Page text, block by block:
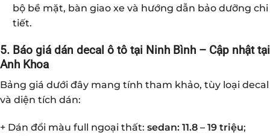
bộ bề mặt, bàn giao xe và hướng dẫn bảo dưỡng chi
tiết.
5. Báo giá dán decal ô tô tại Ninh Bình – Cập nhật tại
Anh Khoa
Bảng giá dưới đây mang tính tham khảo, tùy loại decal
và diện tích dán:
+ Dán đổi màu full ngoại thất: sedan: 11.8 – 19 triệu;